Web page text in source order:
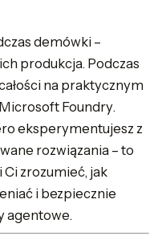
demówki –
produkcja. Podczas
na praktycznym
Foundry.
eksperymentujesz z
rozwiązania – to
zrozumieć, jak
i bezpiecznie
agentowe.